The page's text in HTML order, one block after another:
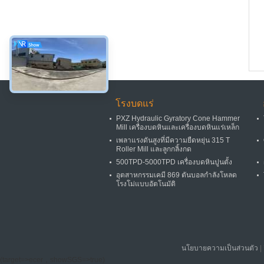
โรงบดแร่
PXZ Hydraulic Gyratory Cone Hammer
Mill เครื่องบดหินและเครื่องบดหินแร่เหล็ก
เพลาแรงดันสูงที่มีความยืดหยุ่น 315 T
Roller Mill และลูกกลิ้งกด
500TPD-5000TPD เครื่องบดหินปูนตั้ง
อุตสาหกรรมเคมี 869 ตันบอลกำลังโหลด
โรงโม่แบบอัตโนมัติ
นโยบายความเป็นส่วนตัว